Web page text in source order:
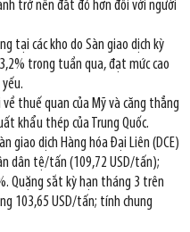
trở nên đắt đỏ hơn đối với người
tại các kho do Sàn giao dịch kỳ
trong tuần qua, đạt mức cao
thuế quan của Mỹ và căng thẳng
khẩu thép của Trung Quốc.
giao dịch Hàng hóa Đại Liên (DCE)
dân tệ/tấn (109,72 USD/tấn);
Quặng sắt kỳ hạn tháng 3 trên
103,65 USD/tấn; tính chung